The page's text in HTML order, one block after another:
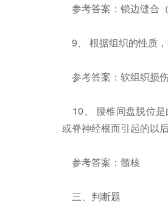
参考答案：锁边缝合
9、 根据组织的性质
参考答案：软组织损
10、 腰椎间盘脱位是
或脊神经根而引起的以
参考答案：髓核
三、判断题